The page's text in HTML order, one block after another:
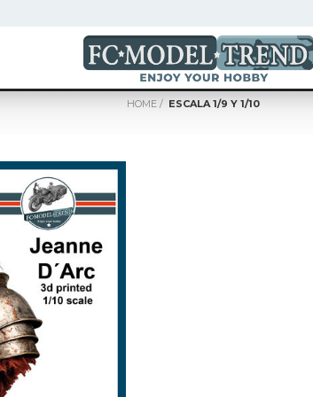
HOME ESCALA 1/9 Y 1/10